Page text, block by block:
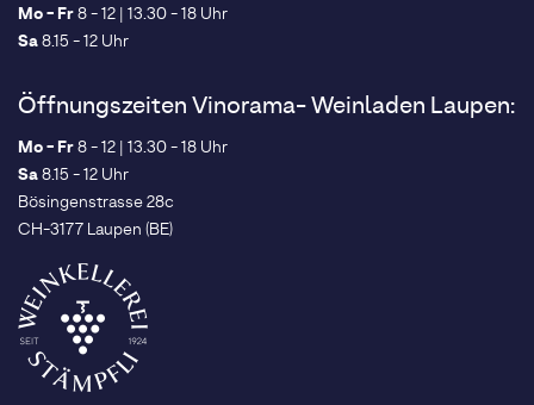
Mo - Fr8 - 12 | 13.30 - 18 Uhr
Sa8.15 - 12 Uhr
Öffnungszeiten Vinorama- Weinladen Laupen:
Mo - Fr8 - 12 | 13.30 - 18 Uhr
Sa8.15 - 12 Uhr
Bösingenstrasse 28c
CH-3177 Laupen (BE)